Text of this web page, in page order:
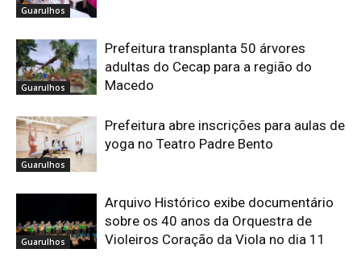
Guarulhos
Guarulhos
Prefeitura transplanta 50 árvores
adultas do Cecap para a região do
Macedo
Guarulhos
Prefeitura abre inscrições para aulas de
yoga no Teatro Padre Bento
Guarulhos
Arquivo Histórico exibe documentário
sobre os 40 anos da Orquestra de
Violeiros Coração da Viola no dia 11